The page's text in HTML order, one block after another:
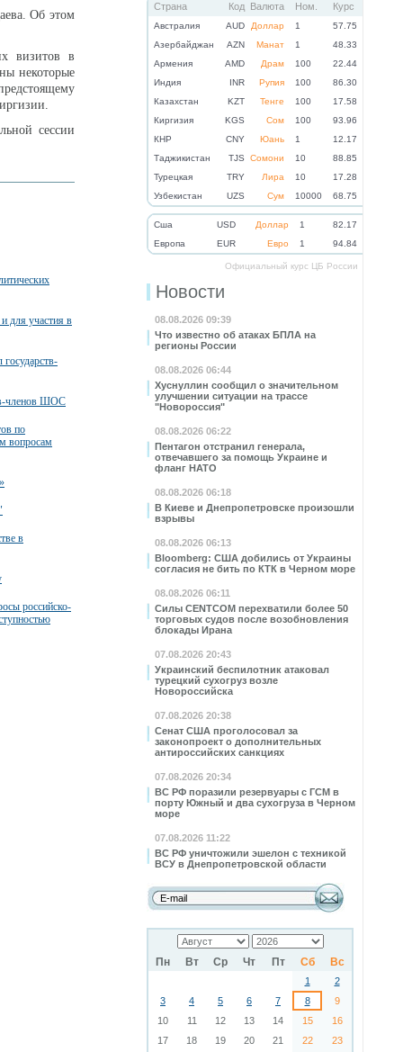
Страна Код Валюта Ном. Курс
Австралия AUD Доллар 1
57.75
Азербайджан
AZN Манат 1
48.33
Армения
AMD Драм 100
22.44
Индия
INR Рупия 100
86.30
Казахстан
KZT Тенге 100
17.58
Киргизия
KGS Сом 100
93.96
КНР
CNY Юань 1
12.17
Таджикистан
TJS Сомони 10
88.85
Турецкая
TRY Лира 10
17.28
Узбекистан
UZS Сум 10000 68.75
Cша USD Доллар 1
82.17
Eвропа
EUR Евро 1 94.84
Официальный курс ЦБ России
Новости
08.08.2026 09:39
Что известно об атаках БПЛА на
регионы России
08.08.2026 06:44
Хуснуллин сообщил о значительном
улучшении ситуации на трассе
"Новороссия"
08.08.2026 06:22
Пентагон отстранил генерала,
отвечавшего за помощь Украине и
фланг НАТО
08.08.2026 06:18
В Киеве и Днепропетровске произошли
взрывы
08.08.2026 06:13
Bloomberg: США добились от Украины
согласия не бить по КТК в Черном море
08.08.2026 06:11
Силы CENTCOM перехватили более 50
торговых судов после возобновления
блокады Ирана
07.08.2026 20:43
Украинский беспилотник атаковал
турецкий сухогруз возле
Новороссийска
07.08.2026 20:38
Сенат США проголосовал за
законопроект о дополнительных
антироссийских санкциях
07.08.2026 20:34
ВС РФ поразили резервуары с ГСМ в
порту Южный и два сухогруза в Черном
море
07.08.2026 11:22
ВС РФ уничтожили эшелон с техникой
ВСУ в Днепропетровской области
Пн Вт Ср Чт Пт Сб Вс
1
2
3
4 5 6 7 8
9
10
11 12 13 14 15
16
17
18 19 20 21 22
23
Об этом
визитов в
некоторые
сессии
для участия в
членов ШОС
по
вопросам
в
российско-